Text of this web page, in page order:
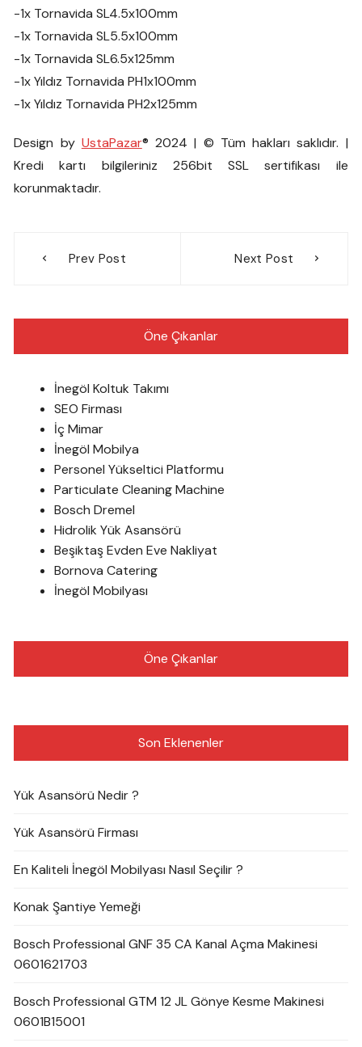
-1x Tornavida SL4.5x100mm
-1x Tornavida SL5.5x100mm
-1x Tornavida SL6.5x125mm
-1x Yıldız Tornavida PH1x100mm
-1x Yıldız Tornavida PH2x125mm
Design by UstaPazar® 2024 | © Tüm hakları saklıdır. |
Kredi kartı bilgileriniz 256bit SSL sertifikası ile
korunmaktadır.
gezinmesi
Prev Post Next Post
Öne Çıkanlar
İnegöl Koltuk Takımı
SEO Firması
İç Mimar
İnegöl Mobilya
Personel Yükseltici Platformu
Particulate Cleaning Machine
Bosch Dremel
Hidrolik Yük Asansörü
Beşiktaş Evden Eve Nakliyat
Bornova Catering
İnegöl Mobilyası
Öne Çıkanlar
Son Eklenenler
Yük Asansörü Nedir ?
Yük Asansörü Firması
En Kaliteli İnegöl Mobilyası Nasıl Seçilir ?
Konak Şantiye Yemeği
Bosch Professional GNF 35 CA Kanal Açma Makinesi
0601621703
Bosch Professional GTM 12 JL Gönye Kesme Makinesi
0601B15001